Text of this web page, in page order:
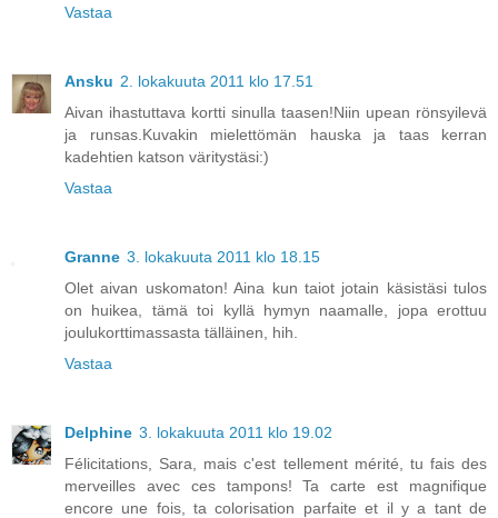
Vastaa
Ansku 2. lokakuuta 2011 klo 17.51
Aivan ihastuttava kortti sinulla taasen!Niin upean rönsyilevä
ja runsas.Kuvakin mielettömän hauska ja taas kerran
kadehtien katson väritystäsi:)
Vastaa
Granne 3. lokakuuta 2011 klo 18.15
Olet aivan uskomaton! Aina kun taiot jotain käsistäsi tulos
on huikea, tämä toi kyllä hymyn naamalle, jopa erottuu
joulukorttimassasta tälläinen, hih.
Vastaa
Delphine 3. lokakuuta 2011 klo 19.02
Félicitations, Sara, mais c'est tellement mérité, tu fais des
merveilles avec ces tampons! Ta carte est magnifique
encore une fois, ta colorisation parfaite et il y a tant de